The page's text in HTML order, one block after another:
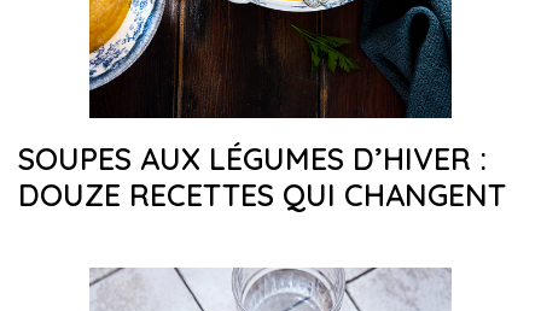
SOUPES AUX LÉGUMES D’HIVER :
DOUZE RECETTES QUI CHANGENT